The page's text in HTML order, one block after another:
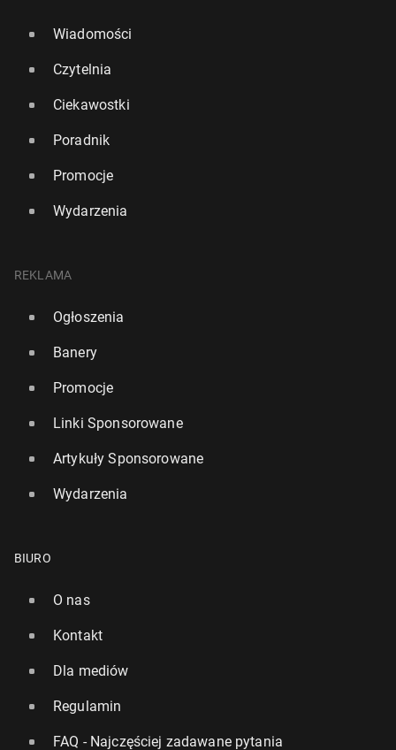
Wiadomości
Czytelnia
Ciekawostki
Poradnik
Promocje
Wydarzenia
REKLAMA
Ogłoszenia
Banery
Promocje
Linki Sponsorowane
Artykuły Sponsorowane
Wydarzenia
BIURO
O nas
Kontakt
Dla mediów
Regulamin
FAQ - Najczęściej zadawane pytania